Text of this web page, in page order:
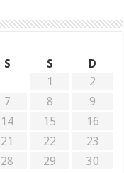
S S
D
1
2
7 8
9
14 15
16
21 22
23
28 29
30